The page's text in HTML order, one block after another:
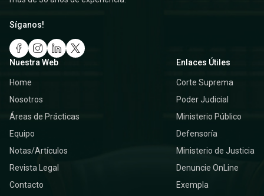
Síganos!
Nuestra Web
Home
Nosotros
Áreas de Prácticas
Equipo
Notas/Artículos
Revista Legal
Contacto
Enlaces Útiles
Corte Suprema
Poder Judicial
Ministerio Público
Defensoría
Ministerio de Justicia
Denuncie OnLine
Exempla